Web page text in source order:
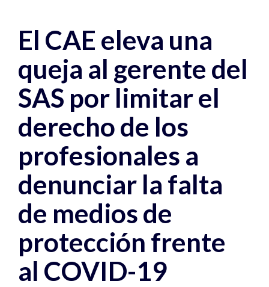
El CAE eleva una
queja al gerente del
SAS por limitar el
derecho de los
profesionales a
denunciar la falta
de medios de
protección frente
al COVID-19